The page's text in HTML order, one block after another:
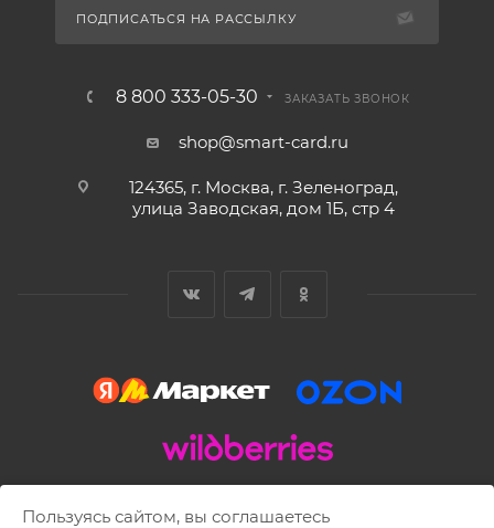
ПОДПИСАТЬСЯ НА РАССЫЛКУ
8 800 333-05-30 ЗАКАЗАТЬ ЗВОНОК
shop@smart-card.ru
124365, г. Москва, г. Зеленоград,
улица Заводская, дом 1Б, стр 4
2002 - 2026 © SMART-CARD.RU Все права защищены.
Пользуясь сайтом, вы соглашаетесь